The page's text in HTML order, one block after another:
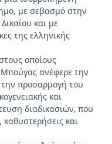
με σεβασμό στην
και με
της ελληνικής
οποίους
Μπούγας ανέφερε την
προσαρμογή του
και
διαδικασιών, που
και